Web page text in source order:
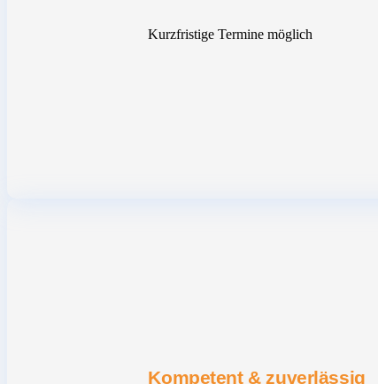
Kurzfristige Termine möglich
Kompetent & zuverlässig